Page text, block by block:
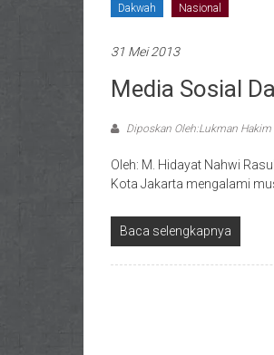
Dakwah Nasional
31 Mei 2013
Media Sosial
Diposkan Oleh:Lukman Hakim
Oleh: M. Hidayat Nahwi
Kota Jakarta mengalami
Baca selengkapnya